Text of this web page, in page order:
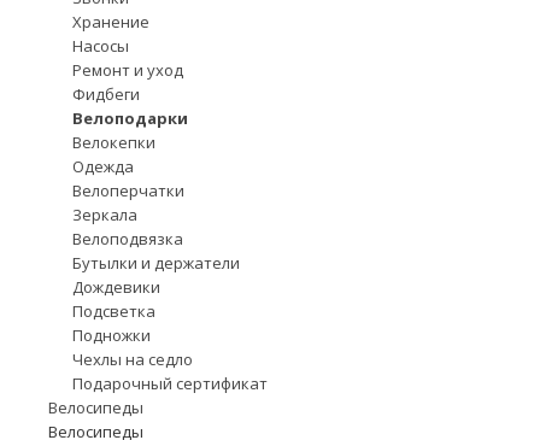
Хранение
Насосы
Ремонт и уход
Фидбеги
Велоподарки
Велокепки
Одежда
Велоперчатки
Зеркала
Велоподвязка
Бутылки и держатели
Дождевики
Подсветка
Подножки
Чехлы на седло
Подарочный сертификат
Велосипеды
Велосипеды